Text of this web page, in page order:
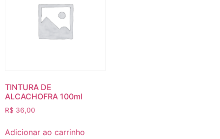
TINTURA DE
ALCACHOFRA 100ml
R$ 36,00
Adicionar ao carrinho